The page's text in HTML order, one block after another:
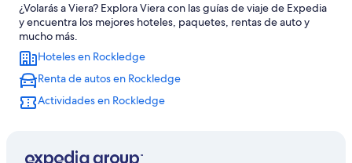
Apartamentos en Merritt Island
Hilton Hotels en Merritt Island
Hoteles para ir de compras en Merritt Island
Hoteles todo incluido en Merritt Island
Hoteles de lujo en Merritt Island
Hoteles baratos en Merritt Island
¿Volarás a Viera? Explora Viera con las guías de viaje de Expedia
y encuentra los mejores hoteles, paquetes, rentas de auto y
mucho más.
Hoteles en Rockledge
Renta de autos en Rockledge
Actividades en Rockledge